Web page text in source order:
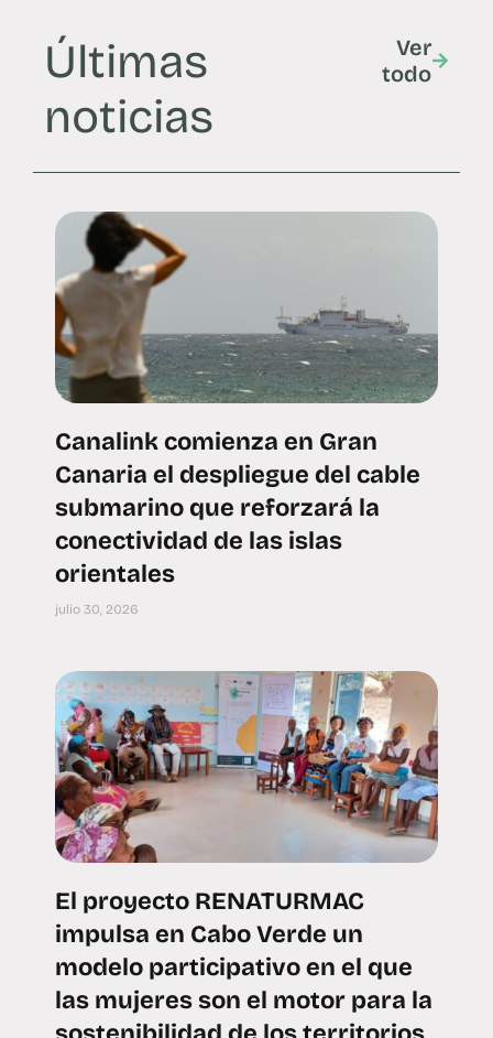
Últimas
noticias
Ver
todo
Canalink comienza en Gran
Canaria el despliegue del cable
submarino que reforzará la
conectividad de las islas
orientales
julio 30, 2026
El proyecto RENATURMAC
impulsa en Cabo Verde un
modelo participativo en el que
las mujeres son el motor para la